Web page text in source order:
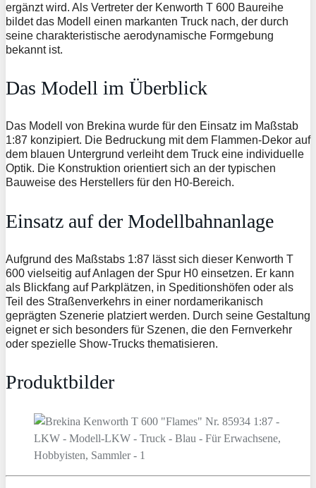
ergänzt wird. Als Vertreter der Kenworth T 600 Baureihe
bildet das Modell einen markanten Truck nach, der durch
seine charakteristische aerodynamische Formgebung
bekannt ist.
Das Modell im Überblick
Das Modell von Brekina wurde für den Einsatz im Maßstab
1:87 konzipiert. Die Bedruckung mit dem Flammen-Dekor auf
dem blauen Untergrund verleiht dem Truck eine individuelle
Optik. Die Konstruktion orientiert sich an der typischen
Bauweise des Herstellers für den H0-Bereich.
Einsatz auf der Modellbahnanlage
Aufgrund des Maßstabs 1:87 lässt sich dieser Kenworth T
600 vielseitig auf Anlagen der Spur H0 einsetzen. Er kann
als Blickfang auf Parkplätzen, in Speditionshöfen oder als
Teil des Straßenverkehrs in einer nordamerikanisch
geprägten Szenerie platziert werden. Durch seine Gestaltung
eignet er sich besonders für Szenen, die den Fernverkehr
oder spezielle Show-Trucks thematisieren.
Produktbilder